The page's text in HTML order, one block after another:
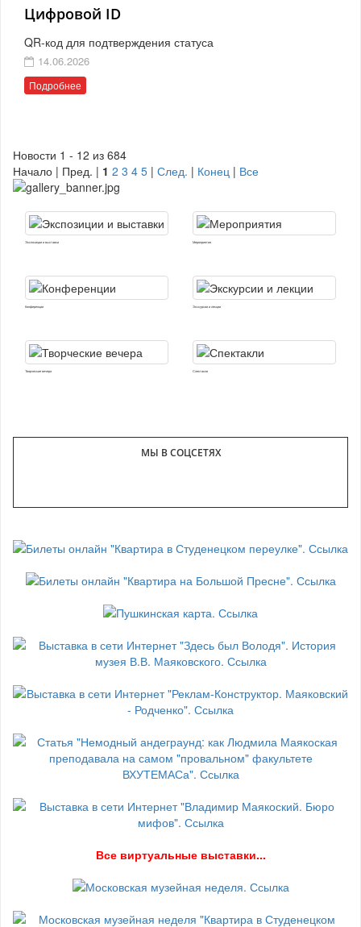
Цифровой ID
QR-код для подтверждения статуса
14.06.2026
Подробнее
Новости 1 - 12 из 684
Начало | Пред. | 1 2 3 4 5 | След. | Конец | Все
Экспозиции и выставки Мероприятия
Конференции Экскурсии и лекции
Творческие вечера Спектакли
МЫ В СОЦСЕТЯХ
Все виртуальные выставки...